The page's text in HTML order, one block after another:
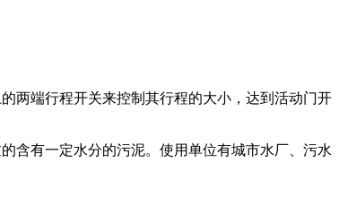
的两端行程开关来控制其行程的大小，达到活动门开
含有一定水分的污泥。使用单位有城市水厂、污水